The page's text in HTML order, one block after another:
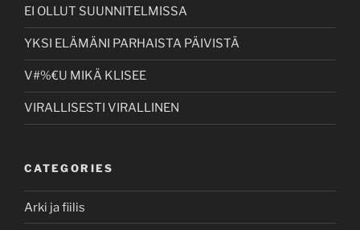
EI OLLUT SUUNNITELMISSA
YKSI ELÄMÄNI PARHAISTA PÄIVISTÄ
V#%€U MIKÄ KLISEE
VIRALLISESTI VIRALLINEN
CATEGORIES
Arki ja fiilis